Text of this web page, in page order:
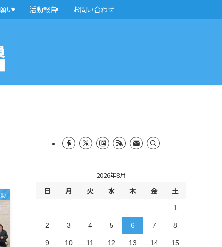
い 活動報告 お問い合わせ
2026年8月
日 月 火 水 木 金 土
1
2 3 4 5 6 7 8
9 10 11 12 13 14 15